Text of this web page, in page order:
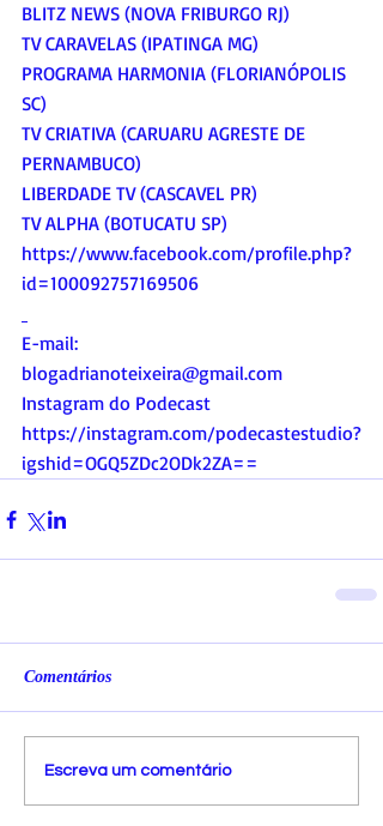
BLITZ NEWS (NOVA FRIBURGO RJ)
TV CARAVELAS (IPATINGA MG)
PROGRAMA HARMONIA (FLORIANÓPOLIS
SC)
TV CRIATIVA (CARUARU AGRESTE DE
PERNAMBUCO)
LIBERDADE TV (CASCAVEL PR)
TV ALPHA (BOTUCATU SP)
https://www.facebook.com/profile.php?
id=100092757169506
E-mail:
blogadrianoteixeira@gmail.com
Instagram do Podecast
https://instagram.com/podecastestudio?
igshid=OGQ5ZDc2ODk2ZA==
Comentários
Escreva um comentário